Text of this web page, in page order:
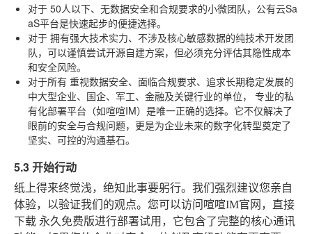
对于 50人以下、无数据安全和合规要求的小微团队，公有云Sa
aS平台是快速起步的便捷选择。
对于 拥有强大技术实力、不涉及核心敏感数据的纯技术开发团
队，可以谨慎尝试开源自建方案，但必须充分评估其隐性成本
和安全风险。
对于所有 重视数据安全、面临合规要求、追求长期稳定发展的
中大型企业、国企、军工、金融及关键行业的单位， 专业的私
有化部署平台（如喧喧IM）是唯一正确的选择。它不仅解决了
眼前的安全与合规问题，更是为企业未来的数字化转型奠定了
坚实、可控的沟通基石。
5.3 开始行动
纸上得来终觉浅，绝知此事要躬行。我们强烈建议您亲自
体验，以验证我们的观点。您可以访问喧喧IM官网，直接
下载 永久免费版进行部署试用，它包含了完整的核心通讯